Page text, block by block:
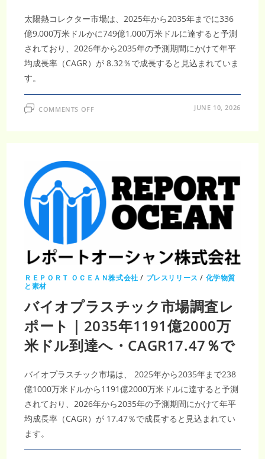
代
再
生
可
能
エ
ネ
ル
拡
太陽熱コレクター市場は、2025年から2035年までに336
億9,000万米ドルかに749億1,000万米ドルに達すると予測
されており、2026年から2035年の予測期間にかけて年平
均成長率（CAGR）が 8.32％で成長すると見込まれていま
す。
COMMENTS OFFON
市
場
調
査
レ
ポ
ー
ト
年
749
億
1,000
万
ド
ル・
CAGR8.32％、
再
生
可
能
エ
ル
ギ
ー
導
入
拡
大
JUNE 10, 2026
ＲＥＰＯＲＴ ＯＣＥＡＮ株式会社 / プレスリリース / 化学物質
と素材
バイオプラスチック市場調査レ
ポート｜2035年1191億2000万
米ドル到達へ・CAGR17.47％で
バイオプラスチック市場は、 2025年から2035年まで238
億1000万米ドルから1191億2000万米ドルに達すると予測
されており、2026年から2035年の予測期間にかけて年平
均成長率（CAGR）が 17.47％で成長すると見込まれてい
ます。